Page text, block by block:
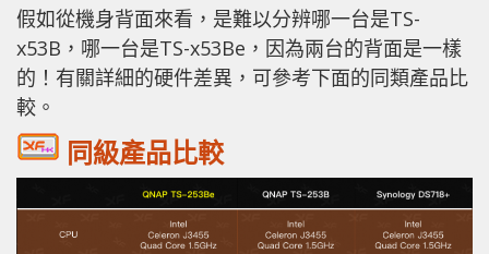
假如從機身背面來看，是難以分辨哪一台是TS-
x53B，哪一台是TS-x53Be，因為兩台的背面是一樣
的！有關詳細的硬件差異，可參考下面的同類產品比
較。
同級產品比較